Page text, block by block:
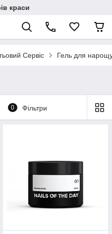
краси
Сервіс Гель для
0 Фільтри